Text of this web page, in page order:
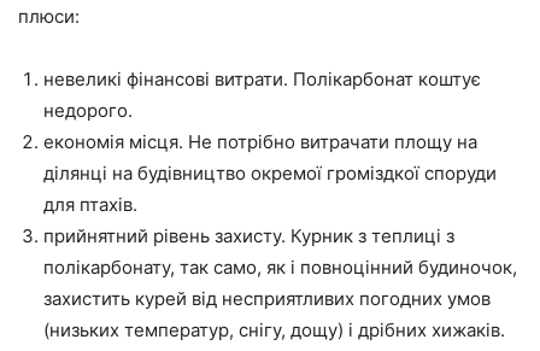
плюси:
невеликі фінансові витрати. Полікарбонат коштує
недорого.
економія місця. Не потрібно витрачати площу на
ділянці на будівництво окремої громіздкої споруди
для птахів.
прийнятний рівень захисту. Курник з теплиці з
полікарбонату, так само, як і повноцінний будиночок,
захистить курей від несприятливих погодних умов
(низьких температур, снігу, дощу) і дрібних хижаків.